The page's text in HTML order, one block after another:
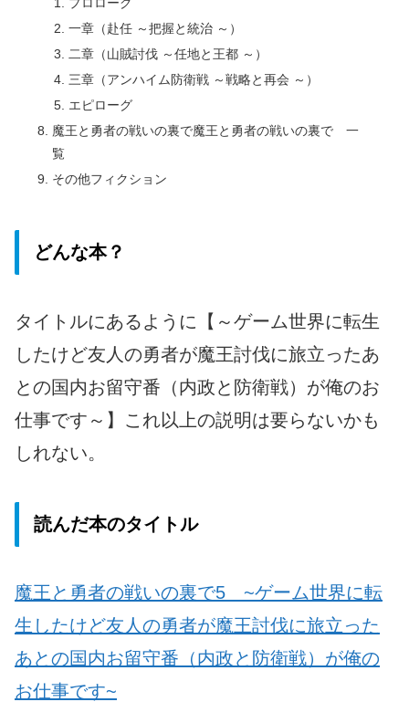
プロローグ
一章（赴任 ～把握と統治 ～）
二章（山賊討伐 ～任地と王都 ～）
三章（アンハイム防衛戦 ～戦略と再会 ～）
エピローグ
魔王と勇者の戦いの裏で魔王と勇者の戦いの裏で 一
覧
その他フィクション
どんな本？
タイトルにあるように【～ゲーム世界に転生
したけど友人の勇者が魔王討伐に旅立ったあ
との国内お留守番（内政と防衛戦）が俺のお
仕事です～】これ以上の説明は要らないかも
しれない。
読んだ本のタイトル
魔王と勇者の戦いの裏で5 ~ゲーム世界に転
生したけど友人の勇者が魔王討伐に旅立った
あとの国内お留守番（内政と防衛戦）が俺の
お仕事です~